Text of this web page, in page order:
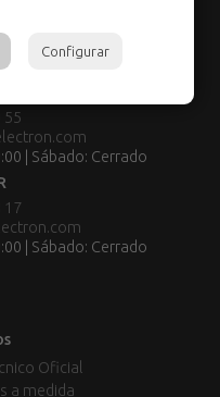
55
| Sábado: Cerrado
17
| Sábado: Cerrado
Oficial
a medida
Configurar